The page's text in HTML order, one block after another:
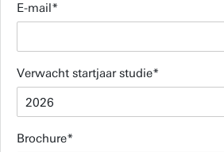
E-mail
Verwacht startjaar studie
Brochure